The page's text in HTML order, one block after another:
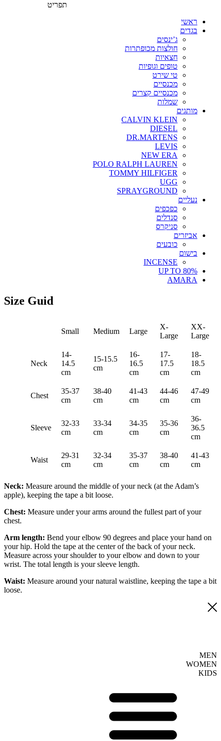
תפריט
ראשי
בגדים
ג’ינסים
חולצות מכופתרות
חצאיות
טופים וגופיות
טי שירט
מכנסיים
מכנסיים קצרים
שמלות
מותגים
CALVIN KLEIN
DIESEL
DR.MARTENS
LEVIS
NEW ERA
POLO RALPH LAUREN
TOMMY HILFIGER
UGG
SPRAYGROUND
נעליים
כפכפים
סנדלים
סניקרס
אביזרים
כובעים
בישום
INCENSE
UP TO 80%
AMARA
Size Guid
Small Medium Large
X-
Large
XX-
Large
Neck
14-
14.5
cm
15-15.5
cm
16-
16.5
cm
17-
17.5
cm
18-
18.5
cm
Chest
35-37
cm
38-40
cm
41-43
cm
44-46
cm
47-49
cm
Sleeve
32-33
cm
33-34
cm
34-35
cm
35-36
cm
36-
36.5
cm
Waist
29-31
cm
32-34
cm
35-37
cm
38-40
cm
41-43
cm
Neck: Measure around the middle of your neck (at the Adam’s
apple), keeping the tape a bit loose.
Chest: Measure under your arms around the fullest part of your
chest.
Arm length: Bend your elbow 90 degrees and place your hand on
your hip. Hold the tape at the center of the back of your neck.
Measure across your shoulder to your elbow and down to your
wrist. The total length is your sleeve length.
Waist: Measure around your natural waistline, keeping the tape a bit
loose.
MEN
WOMEN
KIDS